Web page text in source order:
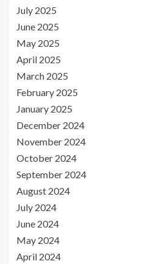
July 2025
June 2025
May 2025
April 2025
March 2025
February 2025
January 2025
December 2024
November 2024
October 2024
September 2024
August 2024
July 2024
June 2024
May 2024
April 2024